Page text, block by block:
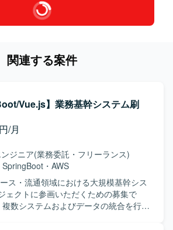
関連する案件
Vue.js】業務基幹システム刷
円/月
ジニア(業務委託・フリーランス)
SpringBoot ・ AWS
ス・流通領域における大規模基幹シス
ェクトに参画いただくための募集で